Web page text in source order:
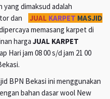
dimaksud adalah
dan
JUAL KARPET MASJID
memasang karpet di
harga JUAL KARPET
Hari jam 08 00 s/d jam 21 00
BPN Bekasi ini menggunakan
bahan dasar wool New